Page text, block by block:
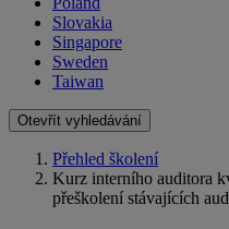
Slovakia
Singapore
Sweden
Taiwan
Otevřít vyhledávání
Přehled školení
Kurz interního auditora
přeškolení stávajících